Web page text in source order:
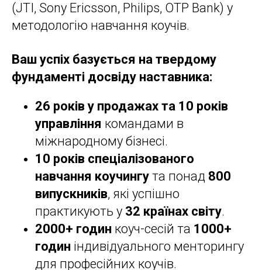
(JTI, Sony Ericsson, Philips, OTP Bank) у
методологію навчання коучів.
Ваш успіх базується на твердому
фундаменті досвіду наставника:
26 років у продажах та 10 років
управління командами в
міжнародному бізнесі.
10 років спеціалізованого
навчання коучингу та понад 800
випускників, які успішно
практикують у 32 країнах світу.
2000+ годин коуч-сесій та 1000+
годин індивідуального менторингу
для професійних коучів.